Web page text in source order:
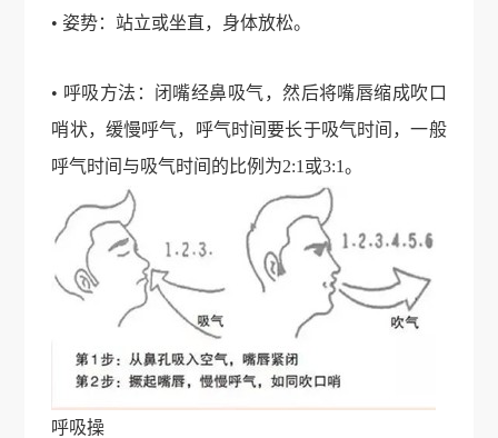
• 姿势：站立或坐直，身体放松。
• 呼吸方法：闭嘴经鼻吸气，然后将嘴唇缩成吹口
哨状，缓慢呼气，呼气时间要长于吸气时间，一般
呼气时间与吸气时间的比例为2:1或3:1。
呼吸操